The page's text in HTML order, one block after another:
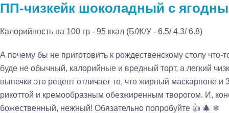
ПП-чизкейк шоколадный с
Калорийность на 100 гр - 95 ккал (Б/Ж/У - 6.5/ 4.3/ 6.8)
А почему бы не приготовить к рождественскому столу что-
буде не обычный, калорийные и вредный торт, а легкий
выпечки это рецепт отличает то, что жирный маскарпоне
рикоттой и кремообразным обезжиренным творогом. И,
божественный, нежный! Обязательно попробуйте 👍 🎄 ❄